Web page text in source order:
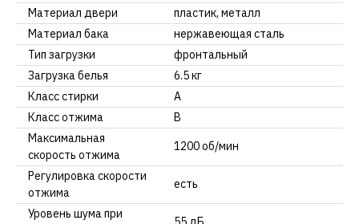
Материал двери
пластик, металл
Материал бака
нержавеющая сталь
Тип загрузки
фронтальный
Загрузка белья
6.5 кг
Класс стирки
А
Класс отжима
В
Максимальная
скорость отжима
1200 об/мин
Регулировка скорости
отжима
есть
Уровень шума при